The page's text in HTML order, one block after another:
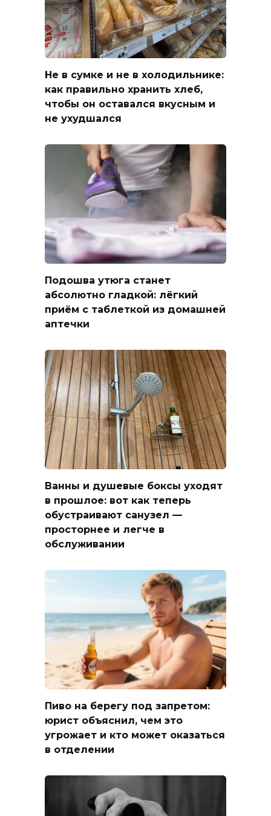
Не в сумке и не в холодильнике:
как правильно хранить хлеб,
чтобы он оставался вкусным и
не ухудшался
Подошва утюга станет
абсолютно гладкой: лёгкий
приём с таблеткой из домашней
аптечки
Ванны и душевые боксы уходят
в прошлое: вот как теперь
обустраивают санузел —
просторнее и легче в
обслуживании
Пиво на берегу под запретом:
юрист объяснил, чем это
угрожает и кто может оказаться
в отделении